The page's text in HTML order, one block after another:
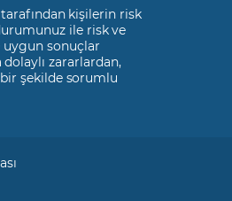
kişilerin risk
ile risk ve
uygun sonuçlar
zararlardan,
şekilde sorumlu